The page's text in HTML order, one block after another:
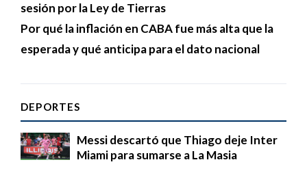
sesión por la Ley de Tierras
Por qué la inflación en CABA fue más alta que la
esperada y qué anticipa para el dato nacional
DEPORTES
Messi descartó que Thiago deje Inter
Miami para sumarse a La Masia